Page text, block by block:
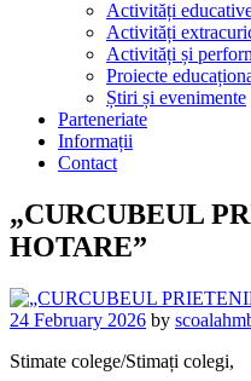
Activități
Activități
Activități și
Proiecte
Știri și evenimente
Parteneriate
Informații
Contact
„CURCUBEUL
HOTARE”
24 February 2026 by
Stimate colege/Stimați colegi,